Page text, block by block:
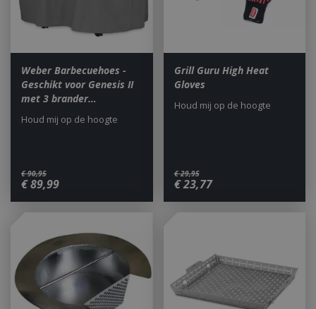
Weber Barbecuehoes -
Geschikt voor Genesis II
met 3 brander…
€ 90,95
€89,99
Houd mij op de hoogte
Grill Guru High Heat
Gloves
€ 29,95
€23,77
Houd mij op de hoogte